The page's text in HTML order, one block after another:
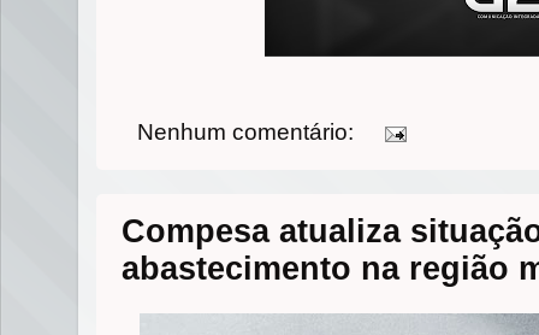
Nenhum comentário:
Compesa atualiza
abastecimento na região